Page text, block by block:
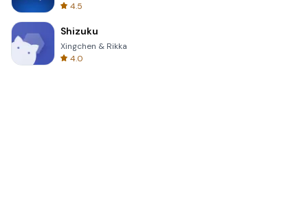
4.5
Shizuku
Xingchen & Rikka
4.0